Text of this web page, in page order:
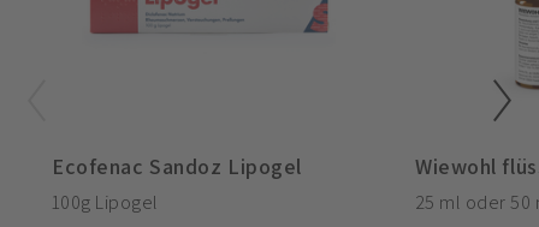
Ecofenac Sandoz Lipogel
100g Lipogel
Wiewohl
25 ml oder 50